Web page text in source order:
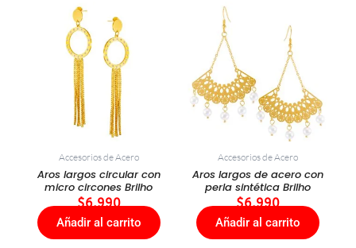
Accesorios de Acero
Aros largos circular con
micro circones Brilho
$6.990
Añadir al carrito
Accesorios de Acero
Aros largos de acero con
perla sintética Brilho
$6.990
Añadir al carrito